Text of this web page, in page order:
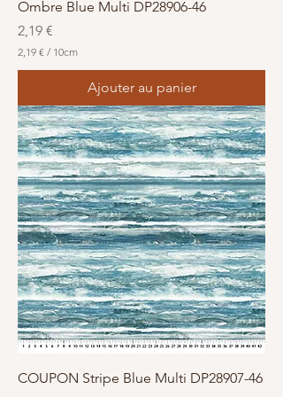
Ombre Blue Multi DP28906-46
Prix
2,19 €
2,19 € / 10cm
9
€
p
a
r
1
0
C
e
n
t
i
m
è
t
r
e
Ajouter au panier
COUPON Stripe Blue Multi DP28907-46